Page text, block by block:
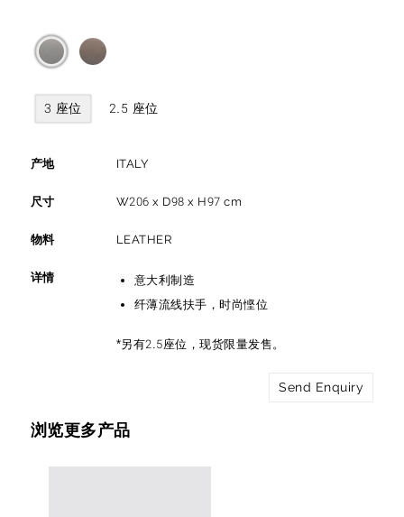
3 座位 2.5 座位
产地 ITALY
尺寸 W206 x D98 x H97 cm
物料 LEATHER
详情
意大利制造
纤薄流线扶手，时尚悭位
*另有2.5座位，现货限量发售。
Send Enquiry
浏览更多产品